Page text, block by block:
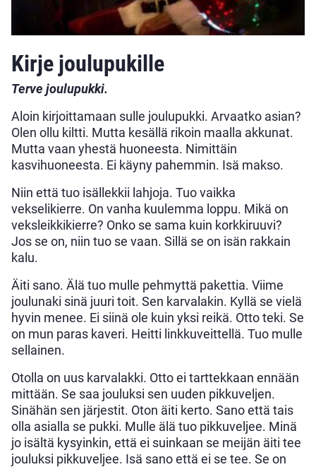
Kirje joulupukille
Terve joulupukki.
Aloin kirjoittamaan sulle joulupukki. Arvaatko asian?
Olen ollu kiltti. Mutta kesällä rikoin maalla akkunat.
Mutta vaan yhestä huoneesta. Nimittäin
kasvihuoneesta. Ei käyny pahemmin. Isä makso.
Niin että tuo isällekkii lahjoja. Tuo vaikka
vekselikierre. On vanha kuulemma loppu. Mikä on
veksleikkikierre? Onko se sama kuin korkkiruuvi?
Jos se on, niin tuo se vaan. Sillä se on isän rakkain
kalu.
Äiti sano. Älä tuo mulle pehmyttä pakettia. Viime
joulunaki sinä juuri toit. Sen karvalakin. Kyllä se vielä
hyvin menee. Ei siinä ole kuin yksi reikä. Otto teki. Se
on mun paras kaveri. Heitti linkkuveittellä. Tuo mulle
sellainen.
Otolla on uus karvalakki. Otto ei tarttekkaan ennään
mittään. Se saa jouluksi sen uuden pikkuveljen.
Sinähän sen järjestit. Oton äiti kerto. Sano että tais
olla asialla se pukki. Mulle älä tuo pikkuveljee. Minä
jo isältä kysyinkin, että ei suinkaan se meijän äiti tee
jouluksi pikkuveljee. Isä sano että ei se tee. Se on